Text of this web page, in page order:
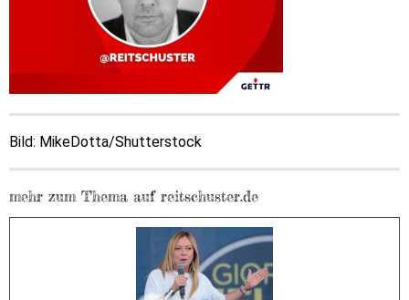
Bild: MikeDotta/Shutterstock
mehr zum Thema auf reitschuster.de